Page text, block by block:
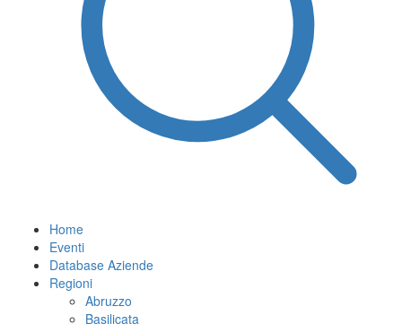
Home
Eventi
Database Aziende
Regioni
Abruzzo
Basilicata